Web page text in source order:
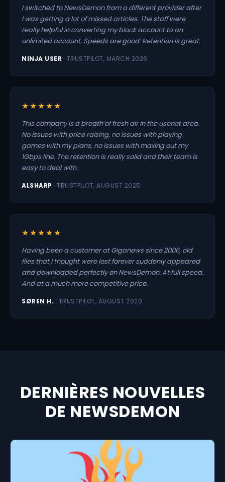
I switched to NewsDemon from a different provider after
I was getting a lot of missed articles. The staff were
really helpful in converting my block account to an
unlimited account. Speeds are good. Retention is great.
NINJA USER · TRUSTPILOT, MARCH 2026
★★★★★
This company is a breath of fresh air in the usenet area.
No issues with price raising, no issues with playing
games with my plans, no issues with maxing out my
1Gbps line. The retention is really solid and their team is
easy to deal with.
ALSHARP · TRUSTPILOT, AUGUST 2025
★★★★★
Having been a customer at Giganews since 2006, old
files that I thought were lost forever suddenly appeared
and downloaded perfectly on NewsDemon. At full speed.
And at a much more competitive price.
SØREN H. · TRUSTPILOT, AUGUST 2020
DERNIÈRES NOUVELLES
DE NEWSDEMON